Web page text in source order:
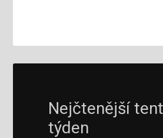
Nejčtenější
týden